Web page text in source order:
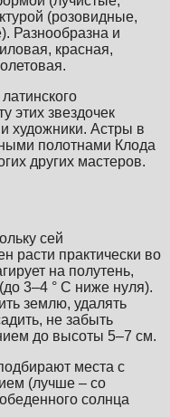
(розовидные,
Разнообразна и
красная,
этих звездочек
художники. Астры в
полотнами Клода
других мастеров.
сей
расти практически во
на полутень,
3–4 ° С ниже нуля).
землю, удалять
не забыть
до высоты 5–7 см.
места с
(лучше – со
солнца